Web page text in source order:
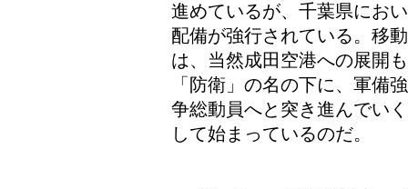
進めているが、千葉県にお
配備が強行されている。移
は、当然成田空港への展開
「防衛」の名の下に、軍備
争総動員へと突き進んでい
して始まっているのだ。